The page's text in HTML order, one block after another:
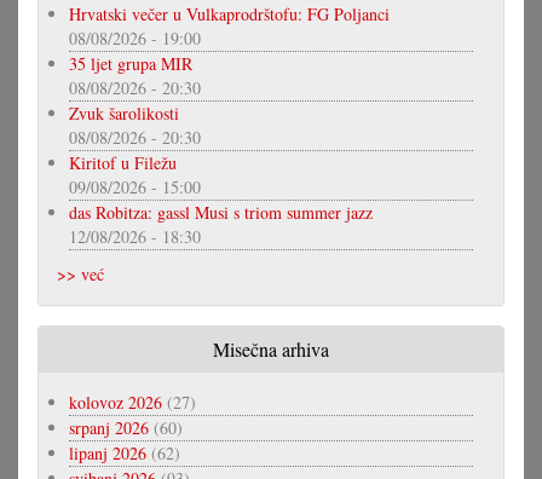
Hrvatski večer u Vulkaprodrštofu: FG Poljanci
08/08/2026 - 19:00
35 ljet grupa MIR
08/08/2026 - 20:30
Zvuk šarolikosti
08/08/2026 - 20:30
Kiritof u Filežu
09/08/2026 - 15:00
das Robitza: gassl Musi s triom summer jazz
12/08/2026 - 18:30
>> već
Misečna arhiva
kolovoz 2026 (27)
srpanj 2026 (60)
lipanj 2026 (62)